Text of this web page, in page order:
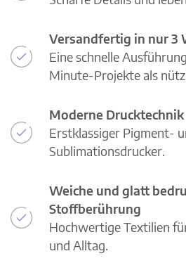
Versandfertig in nur 3
Eine schnelle
Minute-Projekte als
Moderne Drucktechnik
Erstklassiger Pigment-
Sublimationsdrucker.
Weiche und glatt
Stoffberührung
Hochwertige Textilien
und Alltag.